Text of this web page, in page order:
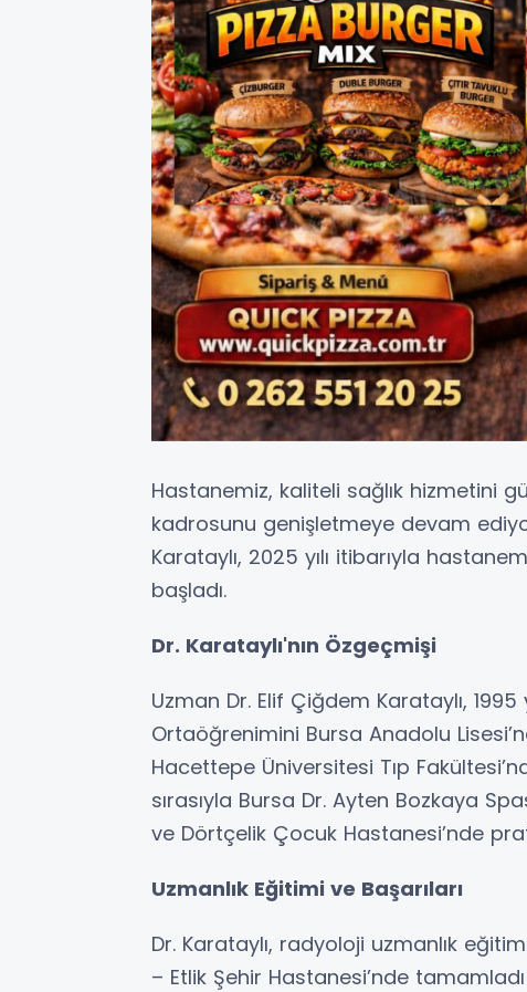
Hastanemiz, kaliteli sağlık hizmetini
kadrosunu genişletmeye devam
Karataylı, 2025 yılı itibarıyla
başladı.
Dr. Karataylı'nın Özgeçmişi
Uzman Dr. Elif Çiğdem Karataylı,
Ortaöğrenimini Bursa Anadolu
Hacettepe Üniversitesi Tıp
sırasıyla Bursa Dr. Ayten Bozkaya
ve Dörtçelik Çocuk Hastanesi’nde
Uzmanlık Eğitimi ve Başarıları
Dr. Karataylı, radyoloji uzmanlık
– Etlik Şehir Hastanesi’nde